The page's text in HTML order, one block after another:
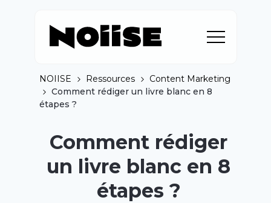
NOIISE Ressources
Content Marketing
Comment rédiger un livre blanc en 8
étapes ?
Comment rédiger
un livre blanc en 8
étapes ?